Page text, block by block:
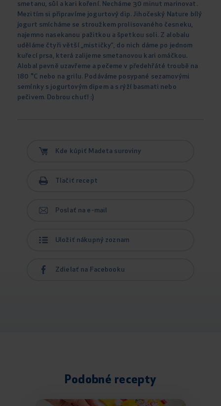
smetanu, sůl a kari koření. Necháme 30 minut marinovat.
Mezitím si připravíme jogurtový dip. Jihočeský Nature bílý
jogurt smícháme se stroužkem prolisovaného česneku,
najemno nasekanou pažitkou a špetkou soli. Z alobalu
uděláme čtyři větší „mističky“, do nich dáme po jednom
kuřecí prsa, která zalijeme smetanovou kari omáčkou.
Alobal pevně uzavřeme a pečeme v předehřáté troubě na
180 °C nebo na grilu. Podáváme posypané sezamovými
semínky s jogurtovým dipem a s rýží basmati nebo
pečivem. Dobrou chuť! :)
Kde kúpiť Madeta suroviny
Tlačiť recept
Poslať na e-mail
Uložiť nákupný zoznam
Zdielať na Facebooku
Podobné recepty